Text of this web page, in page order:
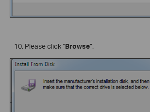
Please click “Browse”.